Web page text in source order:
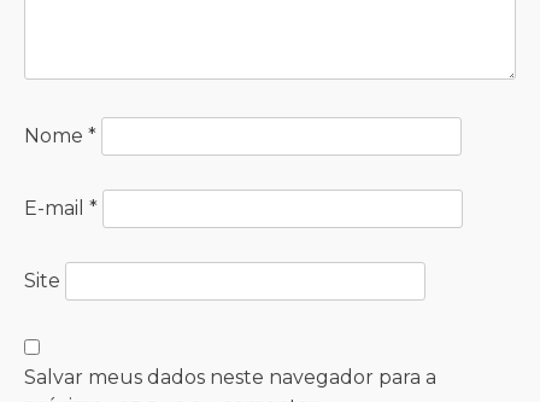
Nome *
E-mail *
Site
Salvar meus dados neste navegador para a